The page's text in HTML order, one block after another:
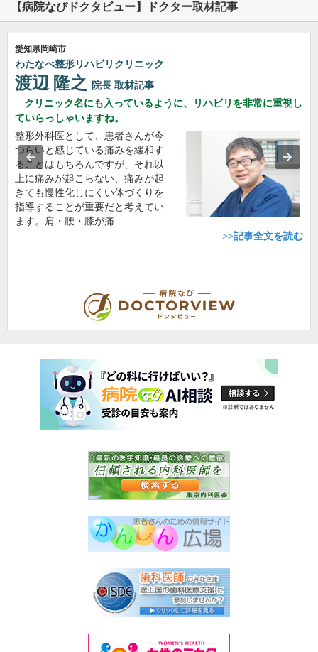
【病院なびドクタビュー】ドクター取材記事
愛知県岡崎市
わたなべ整形リハビリクリニック
渡辺 隆之 院長 取材記事
クリニック名にも入っているように、リハビリを非常に重視し
ていらっしゃいますね。
整形外科医として、患者さんが今
つらいと感じている痛みを緩和す
ることはもちろんですが、それ以
上に痛みが起こらない、痛みが起
きても慢性化しにくい体づくりを
指導することが重要だと考えてい
ます。肩・腰・膝が痛…
>>記事全文を読む